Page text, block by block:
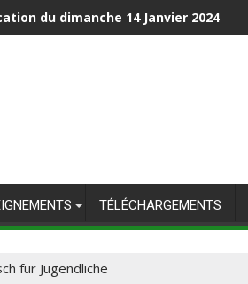
du dimanche 14 Janvier 2024
TÉLÉCHARGEMENTS
fur Jugendliche